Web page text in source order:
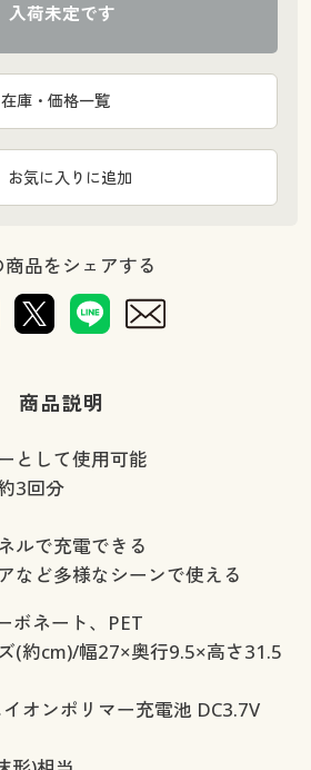
入荷未定です
お気に入りに追加
在庫・価格一覧
商品をシェアする
商品説明
として使用可能
3回分
ルで充電できる
など多様なシーンで使える
ボネート、PET
(約cm)/幅27×奥行9.5×高さ31.5
オンポリマー充電池 DC3.7V